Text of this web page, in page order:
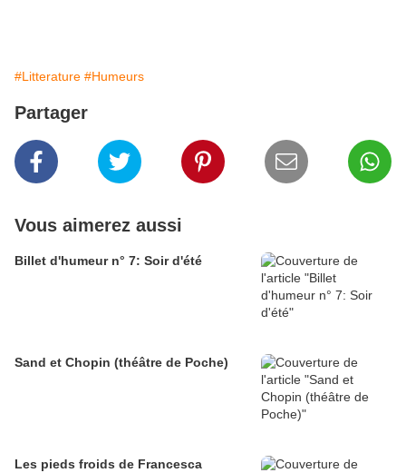
#Litterature #Humeurs
Partager
Vous aimerez aussi
Billet d'humeur n° 7: Soir d'été
Sand et Chopin (théâtre de Poche)
Les pieds froids de Francesca